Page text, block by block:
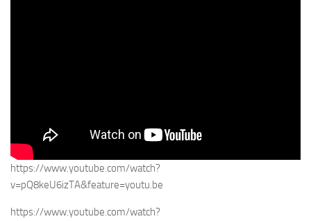
https://www.youtube.com/watch?
v=pQ8keU6izTA&feature=youtu.be
https://www.youtube.com/watch?